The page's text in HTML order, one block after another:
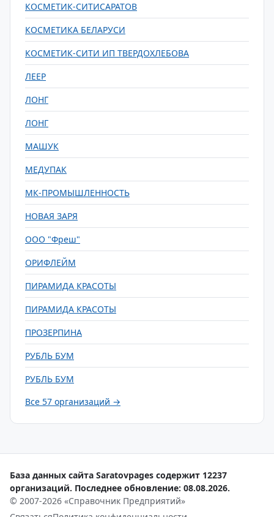
КОСМЕТИК-СИТИСАРАТОВ
КОСМЕТИКА БЕЛАРУСИ
КОСМЕТИК-СИТИ ИП ТВЕРДОХЛЕБОВА
ЛЕЕР
ЛОНГ
ЛОНГ
МАШУК
МЕДУПАК
МК-ПРОМЫШЛЕННОСТЬ
НОВАЯ ЗАРЯ
ООО "Фреш"
ОРИФЛЕЙМ
ПИРАМИДА КРАСОТЫ
ПИРАМИДА КРАСОТЫ
ПРОЗЕРПИНА
РУБЛЬ БУМ
РУБЛЬ БУМ
Все 57 организаций →
База данных сайта Saratovpages содержит 12237
организаций. Последнее обновление: 08.08.2026.
© 2007-2026 «Справочник Предприятий»